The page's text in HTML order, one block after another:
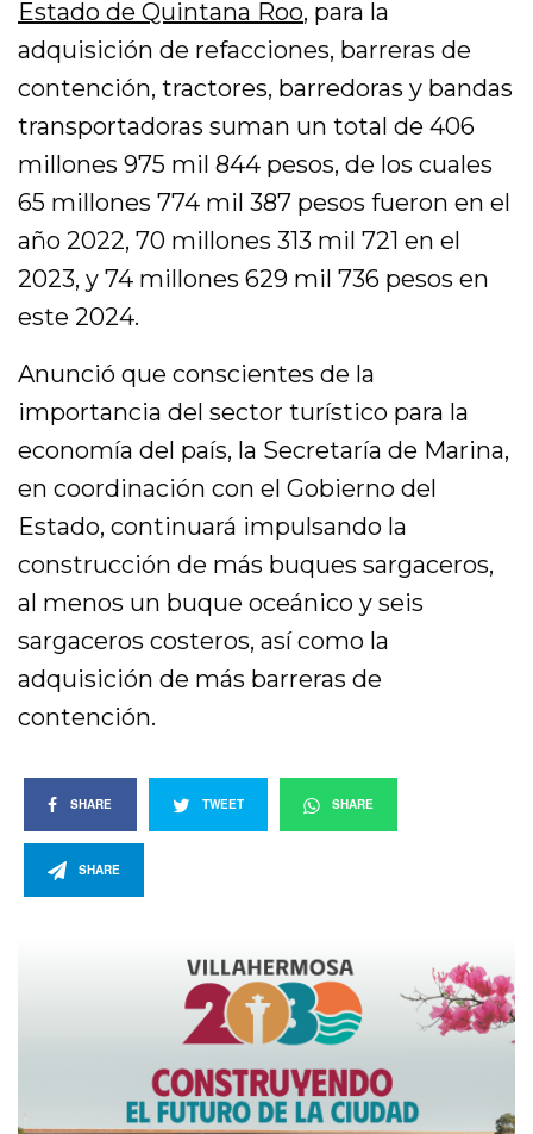
Estado de Quintana Roo, para la
adquisición de refacciones, barreras de
contención, tractores, barredoras y bandas
transportadoras suman un total de 406
millones 975 mil 844 pesos, de los cuales
65 millones 774 mil 387 pesos fueron en el
año 2022, 70 millones 313 mil 721 en el
2023, y 74 millones 629 mil 736 pesos en
este 2024.
Anunció que conscientes de la
importancia del sector turístico para la
economía del país, la Secretaría de Marina,
en coordinación con el Gobierno del
Estado, continuará impulsando la
construcción de más buques sargaceros,
al menos un buque oceánico y seis
sargaceros costeros, así como la
adquisición de más barreras de
contención.
SHARE TWEET SHARE
SHARE